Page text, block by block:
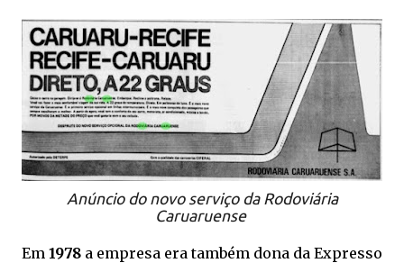
Anúncio do novo serviço da Rodoviária
Caruaruense
Em 1978 a empresa era também dona da Expresso